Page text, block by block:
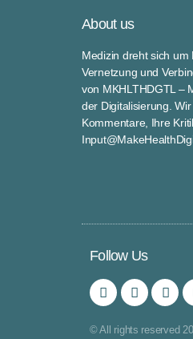
About us
Medizin dreht sich
Vernetzung und
von MKHLTHDGTL –
der Digitalisierung.
Kommentare, Ihre
Follow Us
© All rights reserved